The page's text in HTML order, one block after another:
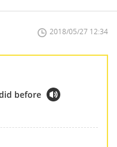
2018/05/27 12:34
before